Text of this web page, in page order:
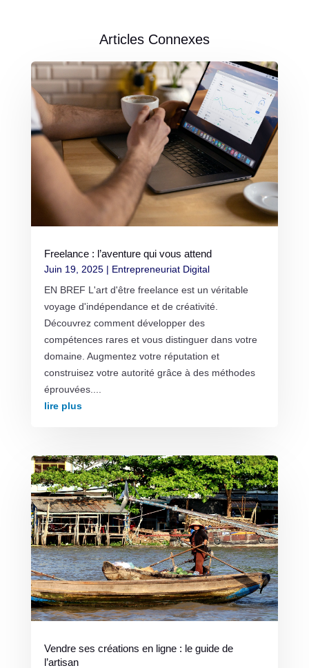
Articles Connexes
Freelance : l’aventure qui vous attend
Juin 19, 2025| Entrepreneuriat Digital
EN BREF L'art d'être freelance est un véritable
voyage d'indépendance et de créativité.
Découvrez comment développer des
compétences rares et vous distinguer dans votre
domaine. Augmentez votre réputation et
construisez votre autorité grâce à des méthodes
éprouvées....
lire plus
Vendre ses créations en ligne : le guide de
l’artisan